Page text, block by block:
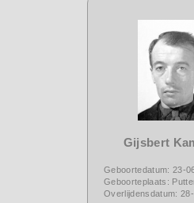
Gijsbert
Geboortedatum: 23-
Geboorteplaats:
Overlijdensdatum: